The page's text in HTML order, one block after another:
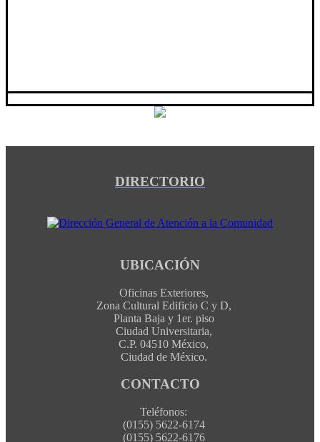
DIRECTORIO
UBICACIÓN
Oficinas Exteriores,
Zona Cultural Edificio C y D,
Planta Baja y 1er. piso
Ciudad Universitaria,
C.P. 04510 México,
Ciudad de México.
CONTACTO
Teléfonos:
(0155) 5622-6174
(0155) 5622-6176